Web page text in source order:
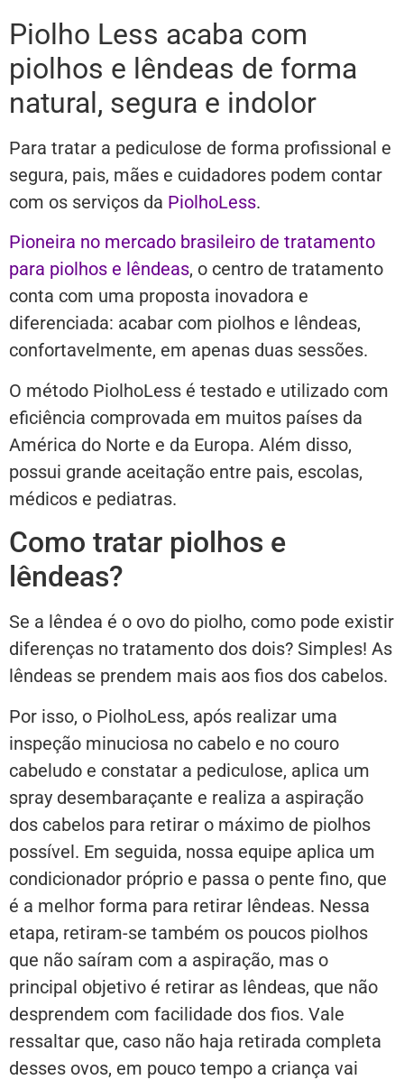
Piolho Less acaba com
piolhos e lêndeas de forma
natural, segura e indolor
Para tratar a pediculose de forma profissional e
segura, pais, mães e cuidadores podem contar
com os serviços da PiolhoLess.
Pioneira no mercado brasileiro de tratamento
para piolhos e lêndeas, o centro de tratamento
conta com uma proposta inovadora e
diferenciada: acabar com piolhos e lêndeas,
confortavelmente, em apenas duas sessões.
O método PiolhoLess é testado e utilizado com
eficiência comprovada em muitos países da
América do Norte e da Europa. Além disso,
possui grande aceitação entre pais, escolas,
médicos e pediatras.
Como tratar piolhos e
lêndeas?
Se a lêndea é o ovo do piolho, como pode existir
diferenças no tratamento dos dois? Simples! As
lêndeas se prendem mais aos fios dos cabelos.
Por isso, o PiolhoLess, após realizar uma
inspeção minuciosa no cabelo e no couro
cabeludo e constatar a pediculose, aplica um
spray desembaraçante e realiza a aspiração
dos cabelos para retirar o máximo de piolhos
possível. Em seguida, nossa equipe aplica um
condicionador próprio e passa o pente fino, que
é a melhor forma para retirar lêndeas. Nessa
etapa, retiram-se também os poucos piolhos
que não saíram com a aspiração, mas o
principal objetivo é retirar as lêndeas, que não
desprendem com facilidade dos fios. Vale
ressaltar que, caso não haja retirada completa
desses ovos, em pouco tempo a criança vai